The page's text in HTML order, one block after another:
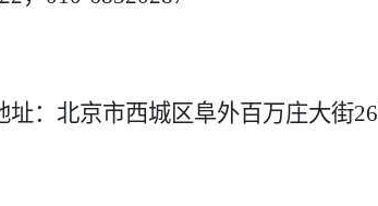
：北京市西城区阜外百万庄大街26